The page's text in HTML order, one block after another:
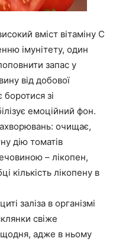
вміст вітаміну С
імунітету, один
запас у
від добової
зі
емоційний фон.
очищає,
дію томатів
– лікопен,
кількість лікопену в
заліза в організмі
свіже
щодня, адже в ньому